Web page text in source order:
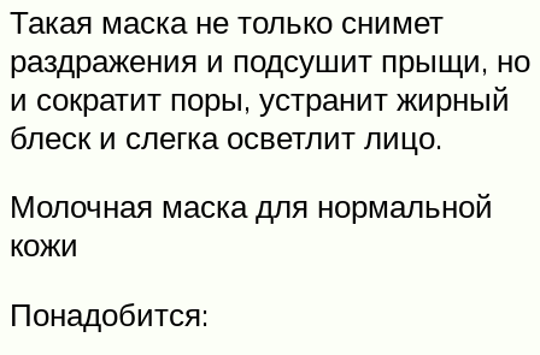
Такая маска не только снимет
раздражения и подсушит прыщи, но
и сократит поры, устранит жирный
блеск и слегка осветлит лицо.
Молочная маска для нормальной
кожи
Понадобится: